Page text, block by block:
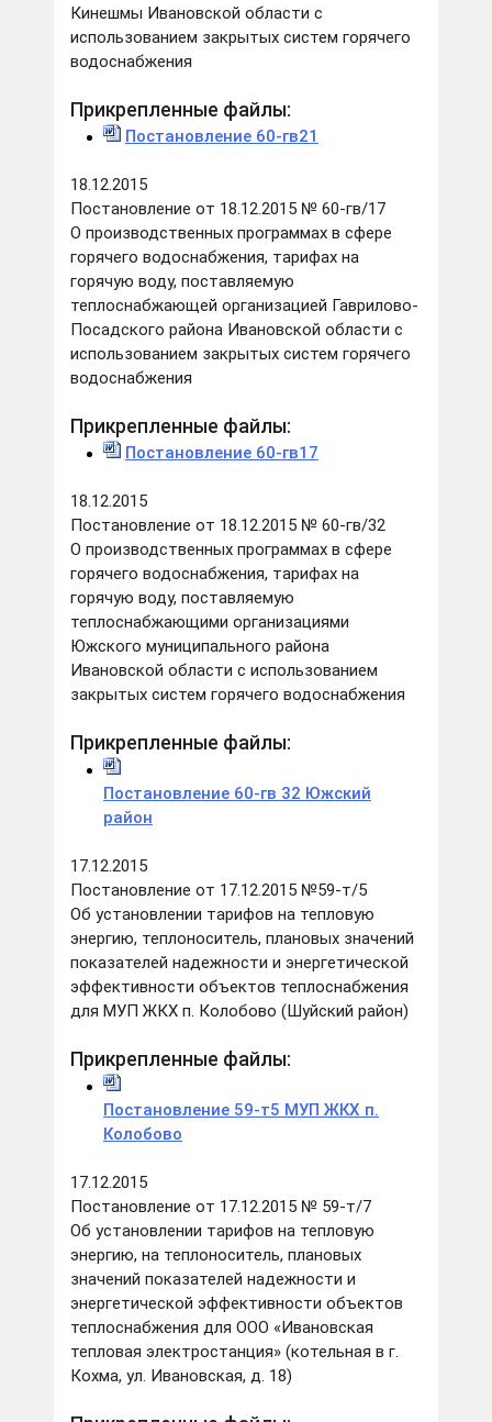
Кинешмы Ивановской области с
использованием закрытых систем горячего
водоснабжения
Прикрепленные файлы:
Постановление 60-гв21
18.12.2015
Постановление от 18.12.2015 № 60-гв/17
О производственных программах в сфере
горячего водоснабжения, тарифах на
горячую воду, поставляемую
теплоснабжающей организацией Гаврилово-
Посадского района Ивановской области с
использованием закрытых систем горячего
водоснабжения
Прикрепленные файлы:
Постановление 60-гв17
18.12.2015
Постановление от 18.12.2015 № 60-гв/32
О производственных программах в сфере
горячего водоснабжения, тарифах на
горячую воду, поставляемую
теплоснабжающими организациями
Южского муниципального района
Ивановской области с использованием
закрытых систем горячего водоснабжения
Прикрепленные файлы:
Постановление 60-гв 32 Южский
район
17.12.2015
Постановление от 17.12.2015 №59-т/5
Об установлении тарифов на тепловую
энергию, теплоноситель, плановых значений
показателей надежности и энергетической
эффективности объектов теплоснабжения
для МУП ЖКХ п. Колобово (Шуйский район)
Прикрепленные файлы:
Постановление 59-т5 МУП ЖКХ п.
Колобово
17.12.2015
Постановление от 17.12.2015 № 59-т/7
Об установлении тарифов на тепловую
энергию, на теплоноситель, плановых
значений показателей надежности и
энергетической эффективности объектов
теплоснабжения для ООО «Ивановская
тепловая электростанция» (котельная в г.
Кохма, ул. Ивановская, д. 18)